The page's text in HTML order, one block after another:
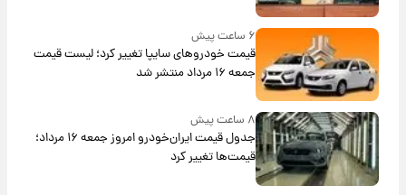
۶ ساعت پیش
قیمت خودروهای سایپا تغییر کرد؛ لیست قیمت
جمعه ۱۶ مرداد منتشر شد
۸ ساعت پیش
جدول قیمت ایران‌خودرو امروز جمعه ۱۶ مرداد؛
قیمت‌ها تغییر کرد